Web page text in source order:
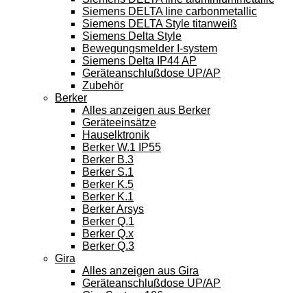
Siemens DELTA line carbonmetallic
Siemens DELTA Style titanweiß
Siemens Delta Style
Bewegungsmelder I-system
Siemens Delta IP44 AP
Geräteanschlußdose UP/AP
Zubehör
Berker
Alles anzeigen aus Berker
Geräteeinsätze
Hauselktronik
Berker W.1 IP55
Berker B.3
Berker S.1
Berker K.5
Berker K.1
Berker Arsys
Berker Q.1
Berker Q.x
Berker Q.3
Gira
Alles anzeigen aus Gira
Geräteanschlußdose UP/AP